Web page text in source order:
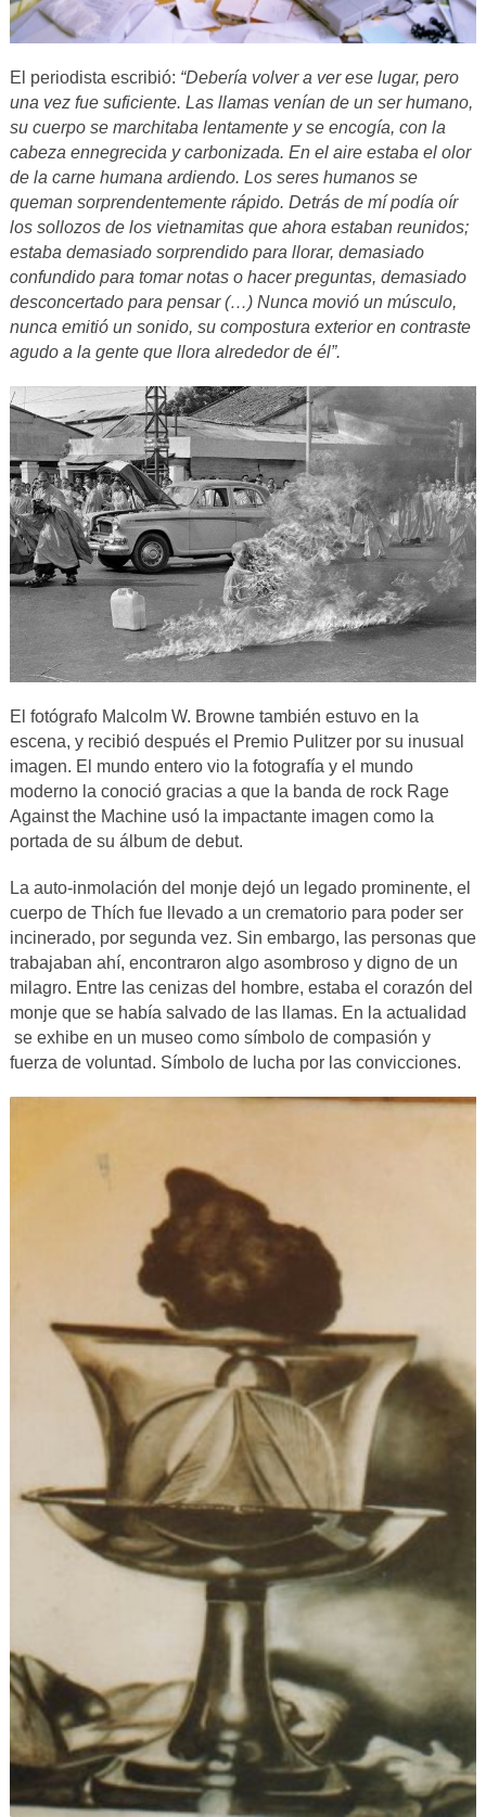
El periodista escribió: “Debería volver a ver ese lugar, pero
una vez fue suficiente. Las llamas venían de un ser humano,
su cuerpo se marchitaba lentamente y se encogía, con la
cabeza ennegrecida y carbonizada. En el aire estaba el olor
de la carne humana ardiendo. Los seres humanos se
queman sorprendentemente rápido. Detrás de mí podía oír
los sollozos de los vietnamitas que ahora estaban reunidos;
estaba demasiado sorprendido para llorar, demasiado
confundido para tomar notas o hacer preguntas, demasiado
desconcertado para pensar (…) Nunca movió un músculo,
nunca emitió un sonido, su compostura exterior en contraste
agudo a la gente que llora alrededor de él”.
El fotógrafo Malcolm W. Browne también estuvo en la
escena, y recibió después el Premio Pulitzer por su inusual
imagen. El mundo entero vio la fotografía y el mundo
moderno la conoció gracias a que la banda de rock Rage
Against the Machine usó la impactante imagen como la
portada de su álbum de debut.
La auto-inmolación del monje dejó un legado prominente, el
cuerpo de Thích fue llevado a un crematorio para poder ser
incinerado, por segunda vez. Sin embargo, las personas que
trabajaban ahí, encontraron algo asombroso y digno de un
milagro. Entre las cenizas del hombre, estaba el corazón del
monje que se había salvado de las llamas. En la actualidad
se exhibe en un museo como símbolo de compasión y
fuerza de voluntad. Símbolo de lucha por las convicciones.